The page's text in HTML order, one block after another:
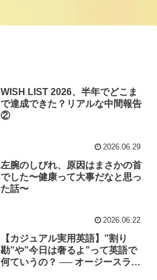
WISH LIST 2026、半年でどこま
で達成できた？リアルな中間報告
②
2026.06.29
左腕のしびれ、原因はまさかの首
でした〜健康って大事だなと思っ
た話〜
2026.06.22
【カジュアル実用英語】”割り
勘”や”今日は奢るよ”って英語で
何ていうの？ ── オージースラン